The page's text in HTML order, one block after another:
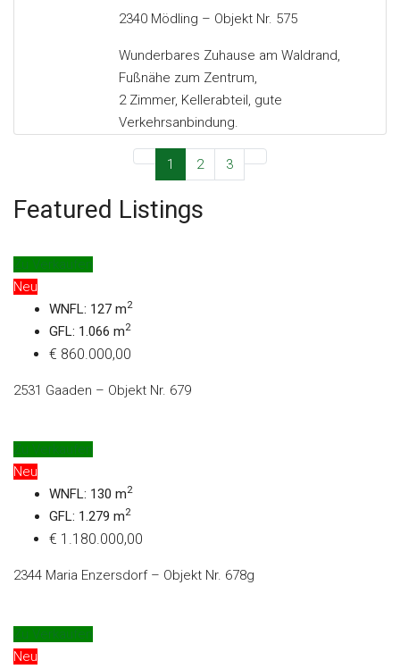
2340 Mödling – Objekt Nr. 575
Wunderbares Zuhause am Waldrand,
Fußnähe zum Zentrum,
2 Zimmer, Kellerabteil, gute
Verkehrsanbindung.
1 2 3
Featured Listings
Zu Verkaufen
Neu
WNFL: 127 m2
GFL: 1.066 m2
€ 860.000,00
2531 Gaaden – Objekt Nr. 679
Zu Verkaufen
Neu
WNFL: 130 m2
GFL: 1.279 m2
€ 1.180.000,00
2344 Maria Enzersdorf – Objekt Nr. 678g
Zu Verkaufen
Neu